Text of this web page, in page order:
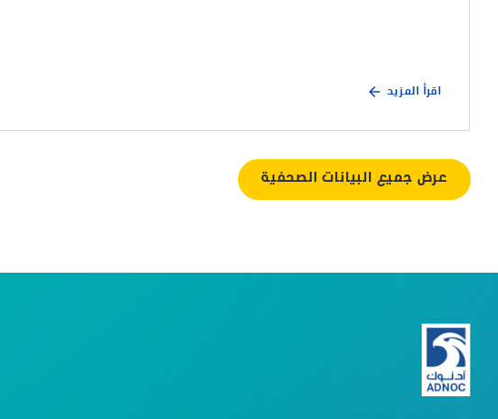
اقرأ المزيد
عرض جميع البيانات الصحفية